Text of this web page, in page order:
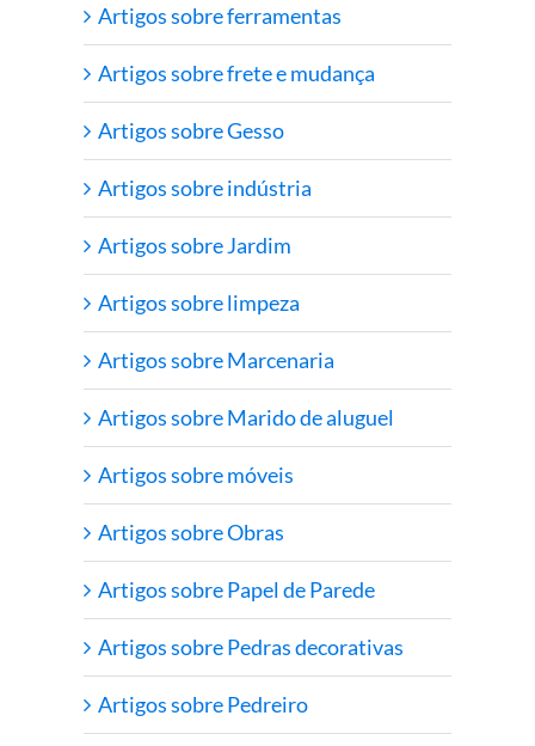
Artigos sobre ferramentas
Artigos sobre frete e mudança
Artigos sobre Gesso
Artigos sobre indústria
Artigos sobre Jardim
Artigos sobre limpeza
Artigos sobre Marcenaria
Artigos sobre Marido de aluguel
Artigos sobre móveis
Artigos sobre Obras
Artigos sobre Papel de Parede
Artigos sobre Pedras decorativas
Artigos sobre Pedreiro